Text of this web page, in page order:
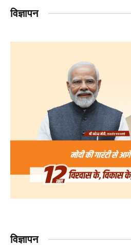
विज्ञापन
विज्ञापन